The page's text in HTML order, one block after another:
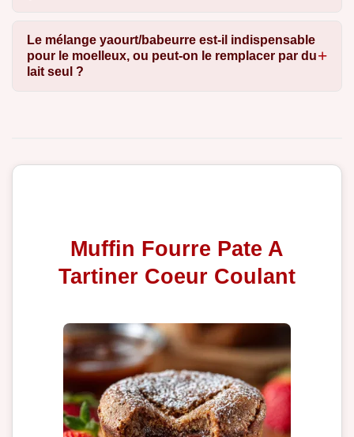
Le mélange yaourt/babeurre est-il indispensable
pour le moelleux, ou peut-on le remplacer par du
lait seul ?
Muffin Fourre Pate A
Tartiner Coeur Coulant